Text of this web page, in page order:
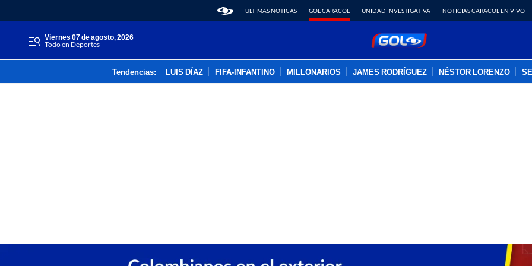
ÚLTIMAS NOTICAS GOL CARACOL UNIDAD INVESTIGATIVA NOTICIAS CARACOL EN VIVO
viernes 07 de agosto, 2026
Todo en Deportes
Tendencias: LUIS DÍAZ FIFA-INFANTINO MILLONARIOS JAMES RODRÍGUEZ NÉSTOR LORENZO